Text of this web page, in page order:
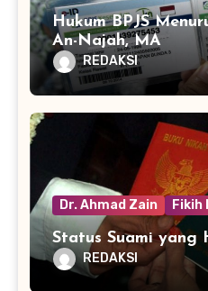
Hukum BPJS
An-Najah, MA
REDAKSI
Dr. Ahmad Zain Fikih
Status Suami yang
REDAKSI